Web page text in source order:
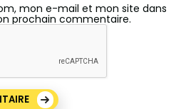
mon e-mail et mon site dans
prochain commentaire.